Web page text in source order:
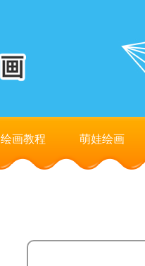
绘画教程 萌娃绘画